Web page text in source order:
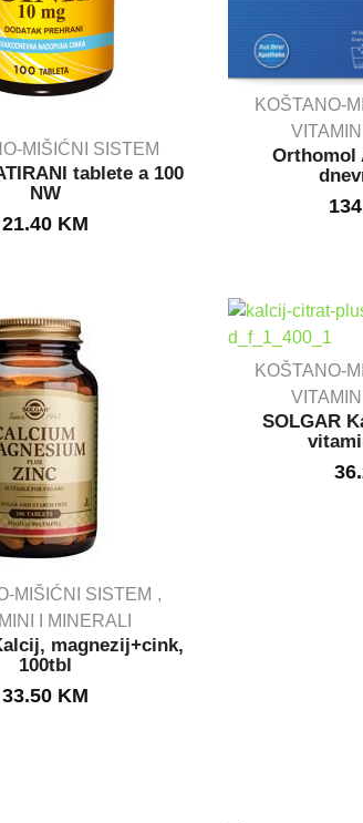
MIŠIĆNI SISTEM
tablete a 100
NW
21.40 KM
IN
KOŠTANO-
Orthomol
OUT STOCK
MIŠIĆNI SISTEM
I MINERALI
magnezij+cink,
100tbl
33.50 KM
KOŠTANO-
SOLGAR